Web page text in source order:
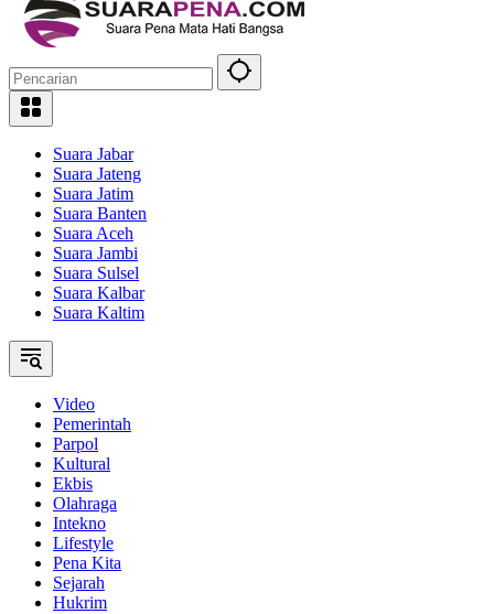
Suara Jabar
Suara Jateng
Suara Jatim
Suara Banten
Suara Aceh
Suara Jambi
Suara Sulsel
Suara Kalbar
Suara Kaltim
Video
Pemerintah
Parpol
Kultural
Ekbis
Olahraga
Intekno
Lifestyle
Pena Kita
Sejarah
Hukrim